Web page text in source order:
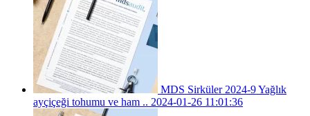
MDS Sirküler 2024-9 Yağlık
ayçiçeği tohumu ve ham .. 2024-01-26 11:01:36